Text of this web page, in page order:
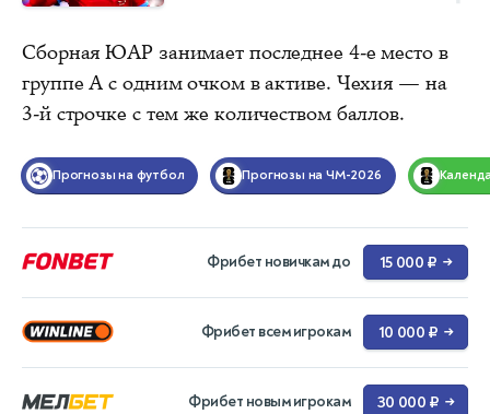
Сборная ЮАР занимает последнее 4-е место в
группе А с одним очком в активе. Чехия — на
3-й строчке с тем же количеством баллов.
Прогнозы на футбол Прогнозы на ЧМ-2026
Фрибет новичкам до 15 000 ₽ →
Фрибет всем игрокам 10 000 ₽ →
Фрибет новым игрокам 30 000 ₽ →